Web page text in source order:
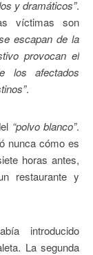
y dramáticos”.
víctimas son
escapan de la
provocan el
los afectados
.
“polvo blanco”.
nunca cómo es
horas antes,
restaurante y
introducido
La segunda